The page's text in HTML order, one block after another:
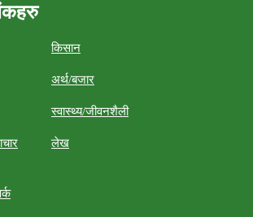
किसान
अर्थ/बजार
स्वास्थ्य/जीवनशैली
लेख